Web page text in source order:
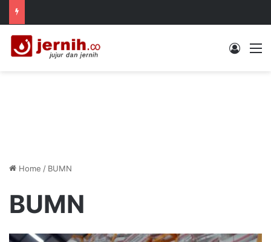
Log In
Home / BUMN
BUMN